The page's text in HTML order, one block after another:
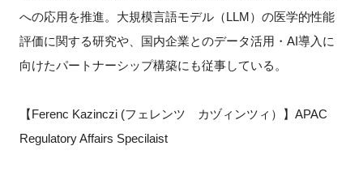
への応用を推進。大規模言語モデル（LLM）の医学的性能
評価に関する研究や、国内企業とのデータ活用・AI導入に
向けたパートナーシップ構築にも従事している。
【Ferenc Kazinczi (フェレンツ カヅィンツィ）】APAC
Regulatory Affairs Specilaist